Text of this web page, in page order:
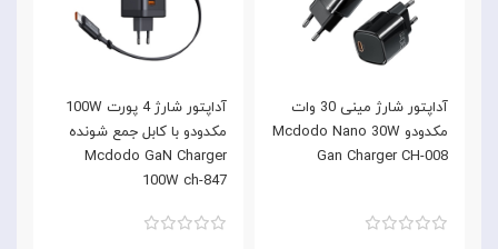
آداپتور شارژ 4 پورت 100W
مکدودو با کابل جمع شونده
Mcdodo GaN Charger
100W ch-847
آداپتور شارژ مینی 30 وات
مکدودو Mcdodo Nano 30W
Gan Charger CH-008